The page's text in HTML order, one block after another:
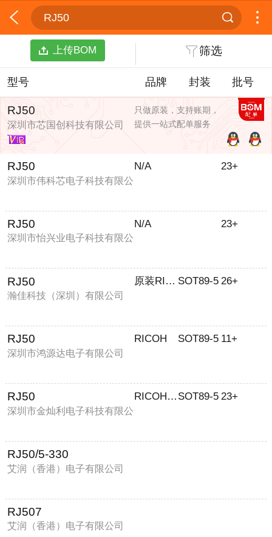
RJ50
上传BOM 筛选
型号 品牌 封装 批号
RJ50
深圳市芯国创科技有限公司
只做原装，支持账期，
提供一站式配单服务
RJ50
深圳市伟科芯电子科技有限公
N/A 23+
RJ50
深圳市怡兴业电子科技有限公
N/A 23+
RJ50
瀚佳科技（深圳）有限公司
原装RICOH SOT89-5 26+
RJ50
深圳市鸿源达电子有限公司
RICOH SOT89-5 11+
RJ50
深圳市金灿利电子科技有限公
RICOH/理光 SOT89-5 23+
RJ50/5-330
艾润（香港）电子有限公司
RJ507
艾润（香港）电子有限公司